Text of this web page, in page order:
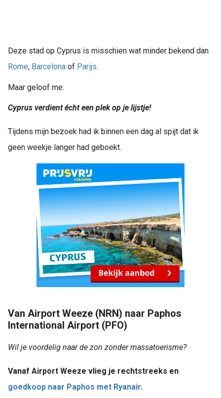
Deze stad op Cyprus is misschien wat minder bekend dan
Rome, Barcelona of Parijs.
Maar geloof me:
Cyprus verdient écht een plek op je lijstje!
Tijdens mijn bezoek had ik binnen een dag al spijt dat ik
geen weekje langer had geboekt.
Van Airport Weeze (NRN) naar Paphos
International Airport (PFO)
Wil je voordelig naar de zon zonder massatoerisme?
Vanaf Airport Weeze vlieg je rechtstreeks en
goedkoop naar Paphos met Ryanair.